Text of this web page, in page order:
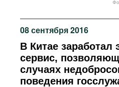
Подкасты
Книжная полка
08 сентября 2016
В Китае заработал
сервис,
случаях
поведения